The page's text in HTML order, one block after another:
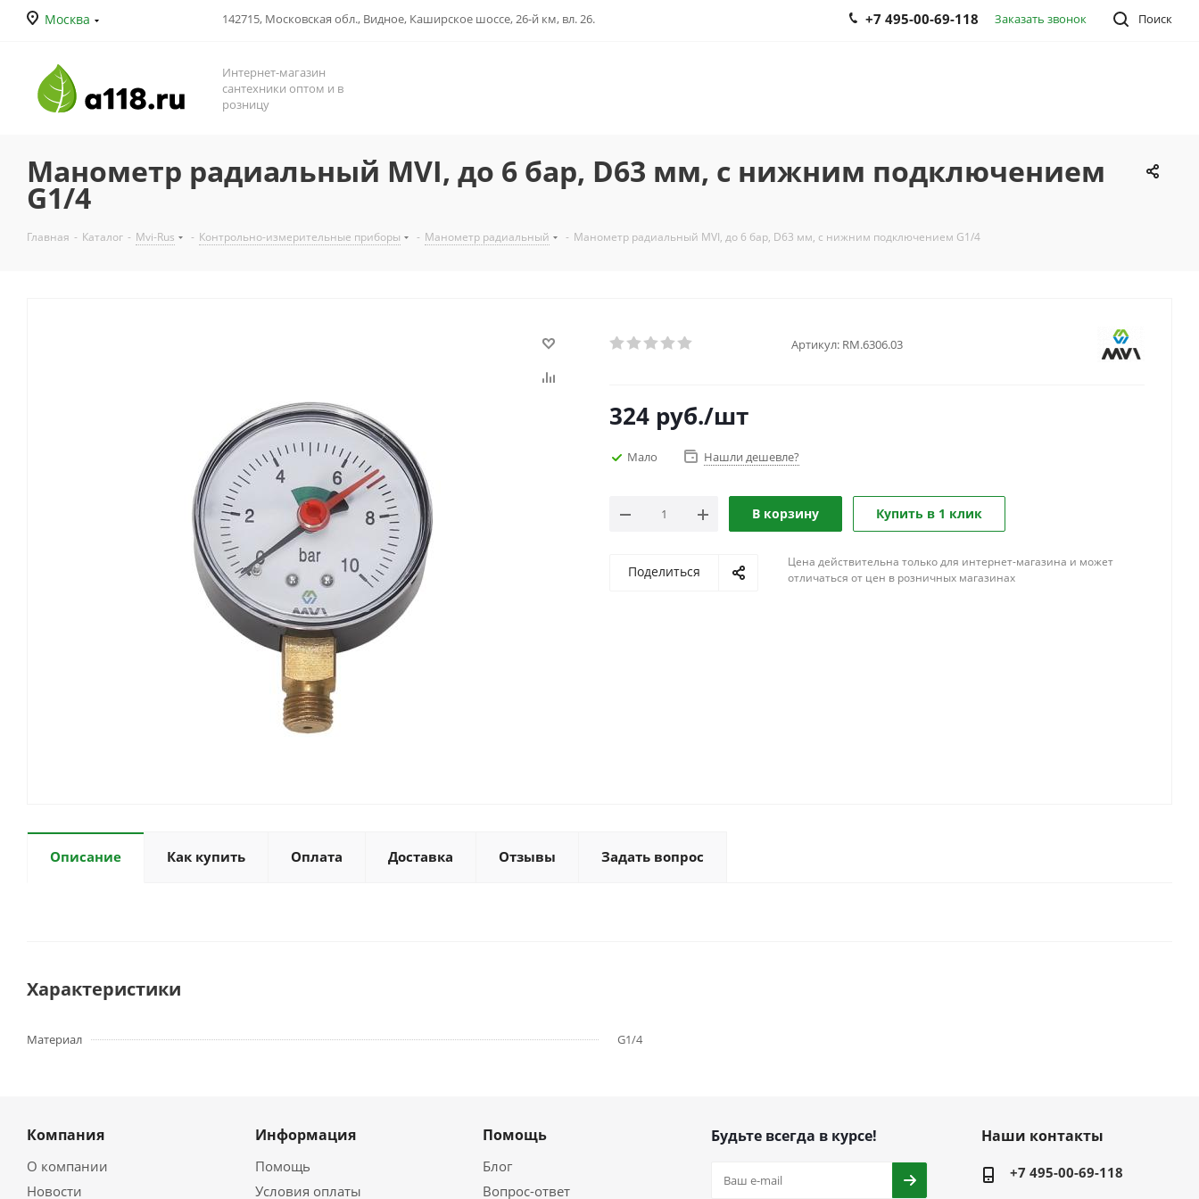
Москва 142715, Московская обл., Видное, Каширское шоссе, 26-й км, вл. 26. Поиск
+7 495-00-69-118 Заказать звонок
Интернет-магазин
сантехники оптом и в
розницу
Манометр радиальный MVI, до 6 бар, D63 мм, с нижним подключением
G1/4
Главная - Каталог - Mvi-Rus - Контрольно-измерительные приборы - Манометр радиальный - Манометр радиальный MVI, до 6 бар, D63 мм, с нижним подключением G1/4
Артикул: RM.6306.03
324 руб./шт
Мало Нашли дешевле?
В корзину Купить в 1 клик
Поделиться
Цена действительна только для интернет-магазина и может
отличаться от цен в розничных магазинах
Описание Как купить Оплата Доставка Отзывы Задать вопрос
Характеристики
Материал G1/4
Компания
О компании
Новости
Информация
Помощь
Условия оплаты
Помощь
Блог
Вопрос-ответ
Будьте всегда в курсе! Наши контакты
+7 495-00-69-118